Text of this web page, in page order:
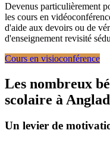
Devenus particulièrement
les cours en
d'aide aux devoirs ou de
d'enseignement revisité
Cours en visioconférence
Les nombreux
scolaire à
Un levier de